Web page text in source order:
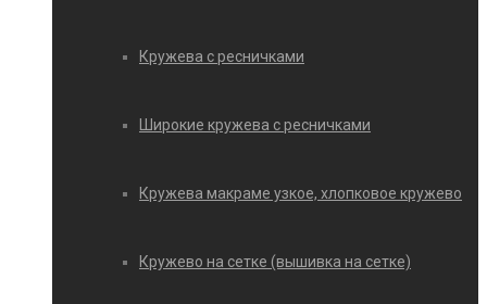
Кружева с ресничками
Широкие кружева с ресничками
Кружева макраме узкое, хлопковое кружево
Кружево на сетке (вышивка на сетке)